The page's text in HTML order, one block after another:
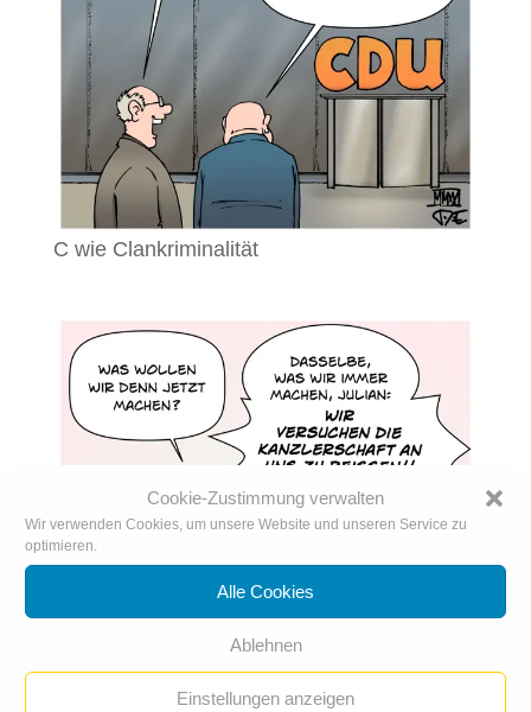
Cookie-Zustimmung verwalten
Wir verwenden Cookies, um unsere Website und unseren Service zu
optimieren.
Alle Cookies
Ablehnen
Einstellungen anzeigen
C wie Clankriminalität